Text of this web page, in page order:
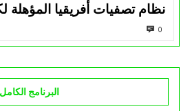
نظام تصفيات أفريقيا المؤهلة
0
البرنامج الكامل